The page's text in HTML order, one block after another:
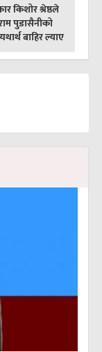
किशोर श्रेष्ठले
पुडासैनीको
बाहिर ल्याए